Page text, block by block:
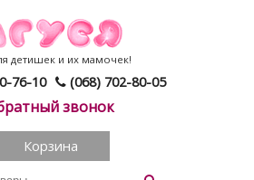
76-10 (068) 702-80-05
звонок
детишек и их мамочек!
Корзина